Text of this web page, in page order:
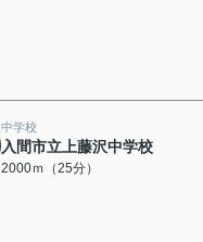
中学校
入間市立上藤沢中学校
2000ｍ（25分）